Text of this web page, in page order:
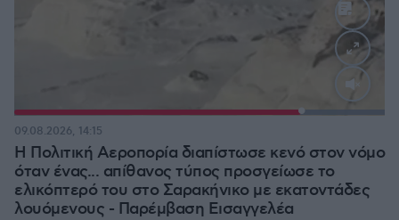
Loaded:
Η Πολιτική Αεροπορία διαπίστωσε κενό στον νόμο
όταν ένας... απίθανος τύπος προσγείωσε το
ελικόπτερό του στο Σαρακήνικο με εκατοντάδες
λουόμενους - Παρέμβαση Εισαγγελέα
09.08.2026, 14:15